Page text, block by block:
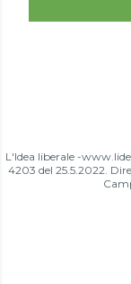
L'Idea liberale -
4203 del 25.5.2022.